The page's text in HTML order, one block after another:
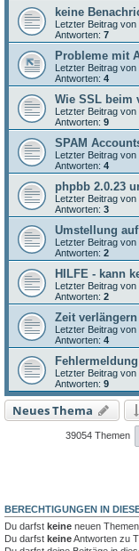
keine
Letzter Beitrag von
Antworten: 7
Probleme mit
Letzter Beitrag von
Antworten: 4
Wie SSL beim
Letzter Beitrag von
Antworten: 9
SPAM
Letzter Beitrag von
Antworten: 4
phpbb 2.0.23
Letzter Beitrag von
Antworten: 3
Umstellung
Letzter Beitrag von
Antworten: 2
HILFE - kann
Letzter Beitrag von
Antworten: 2
Zeit verlängern
Letzter Beitrag von
Antworten: 4
Letzter Beitrag von
Antworten: 9
Neues Thema
39054 Themen
BERECHTIGUNGEN IN
Du darfst keine neuen
Du darfst keineAntworten zu